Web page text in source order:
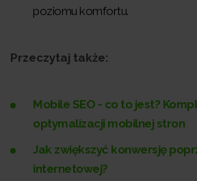
poziomu komfortu.
Przeczytaj także:
Mobile SEO - co to jest?
optymalizacji mobilnej stron
Jak zwiększyć konwersję
internetowej?